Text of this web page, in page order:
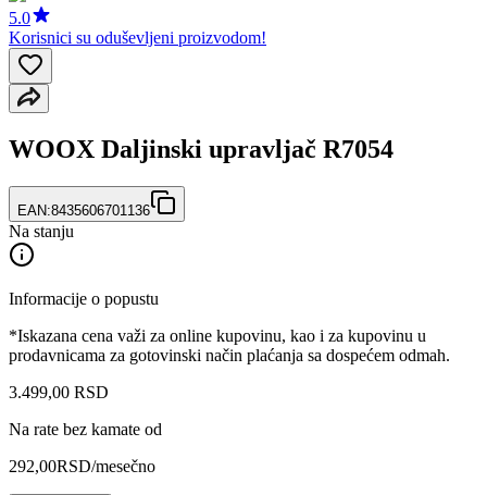
5.0
Korisnici su oduševljeni proizvodom!
WOOX Daljinski upravljač R7054
EAN:8435606701136
Na stanju
Informacije o popustu
*Iskazana cena važi za online kupovinu, kao i za kupovinu u
prodavnicama za gotovinski način plaćanja sa dospećem odmah.
3.499,00 RSD
Na rate bez kamate od
292,00RSD/mesečno